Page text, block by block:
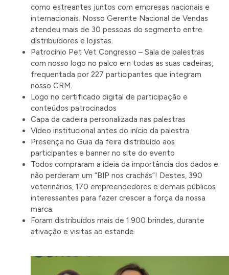
como estreantes juntos com empresas nacionais e
internacionais. Nosso Gerente Nacional de Vendas
atendeu mais de 30 pessoas do segmento entre
distribuidores e lojistas.
Patrocínio Pet Vet Congresso – Sala de palestras
com nosso logo no palco em todas as suas cadeiras,
frequentada por 227 participantes que integram
nosso CRM.
Logo no certificado digital de participação e
conteúdos patrocinados
Capa da cadeira personalizada nas palestras
Vídeo institucional antes do início da palestra
Presença no Guia da feira distribuído aos
participantes e banner no site do evento
Todos compraram a ideia da importância dos dados e
não perderam um “BIP nos crachás”! Destes, 390
veterinários, 170 empreendedores e demais públicos
interessantes para fazer crescer a força da nossa
marca.
Foram distribuídos mais de 1.900 brindes, durante
ativação e visitas ao estande.